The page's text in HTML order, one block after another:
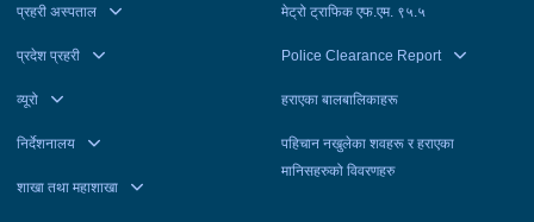
प्रहरी अस्पताल
प्रदेश प्रहरी
व्यूरो
निर्देशनालय
शाखा तथा महाशाखा
मेट्रो ट्राफिक एफ.एम. ९५.५
Police Clearance Report
हराएका बालबालिकाहरू
पहिचान नखुलेका शवहरू र हराएका
मानिसहरुको विवरणहरु